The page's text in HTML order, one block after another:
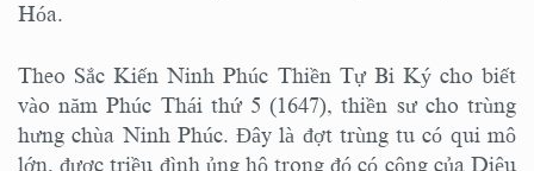
Hóa.
Theo Sắc Kiến Ninh Phúc Thiền Tự Bi Ký cho biết
vào năm Phúc Thái thứ 5 (1647), thiền sư cho trùng
hưng chùa Ninh Phúc. Đây là đợt trùng tu có qui mô
lớn, được triều đình ủng hộ trong đó có công của Diệu